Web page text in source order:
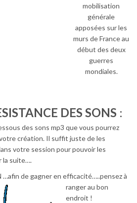
mobilisation
générale
apposées sur les
murs de France au
début des deux
guerres
mondiales.
DES SONS :
des sons mp3 que vous pourrez
création. Il suffit juste de les
votre session pour pouvoir les
la suite….
…afin de gagner en efficacité…..pensez à
ranger au bon
endroit !